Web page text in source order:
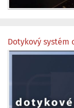
Dotykový systém